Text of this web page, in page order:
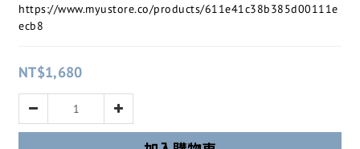
https://www.myustore.co/products/611e41c38b385d00111e
ecb8
NT$1,680